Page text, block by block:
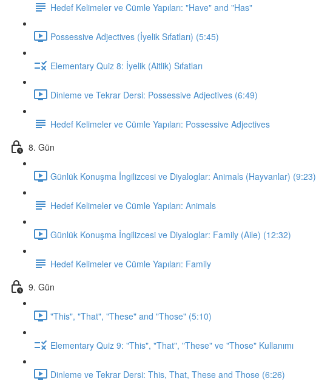
Hedef Kelimeler ve Cümle Yapıları: "Have" and "Has"
Possessive Adjectives (İyelik Sıfatları) (5:45)
Elementary Quiz 8: İyelik (Aitlik) Sıfatları
Dinleme ve Tekrar Dersi: Possessive Adjectives (6:49)
Hedef Kelimeler ve Cümle Yapıları: Possessive Adjectives
8. Gün
Günlük Konuşma İngilizcesi ve Diyaloglar: Animals (Hayvanlar) (9:23)
Hedef Kelimeler ve Cümle Yapıları: Animals
Günlük Konuşma İngilizcesi ve Diyaloglar: Family (Aile) (12:32)
Hedef Kelimeler ve Cümle Yapıları: Family
9. Gün
"This", "That", "These" and "Those" (5:10)
Elementary Quiz 9: "This", "That", "These" ve "Those" Kullanımı
Dinleme ve Tekrar Dersi: This, That, These and Those (6:26)